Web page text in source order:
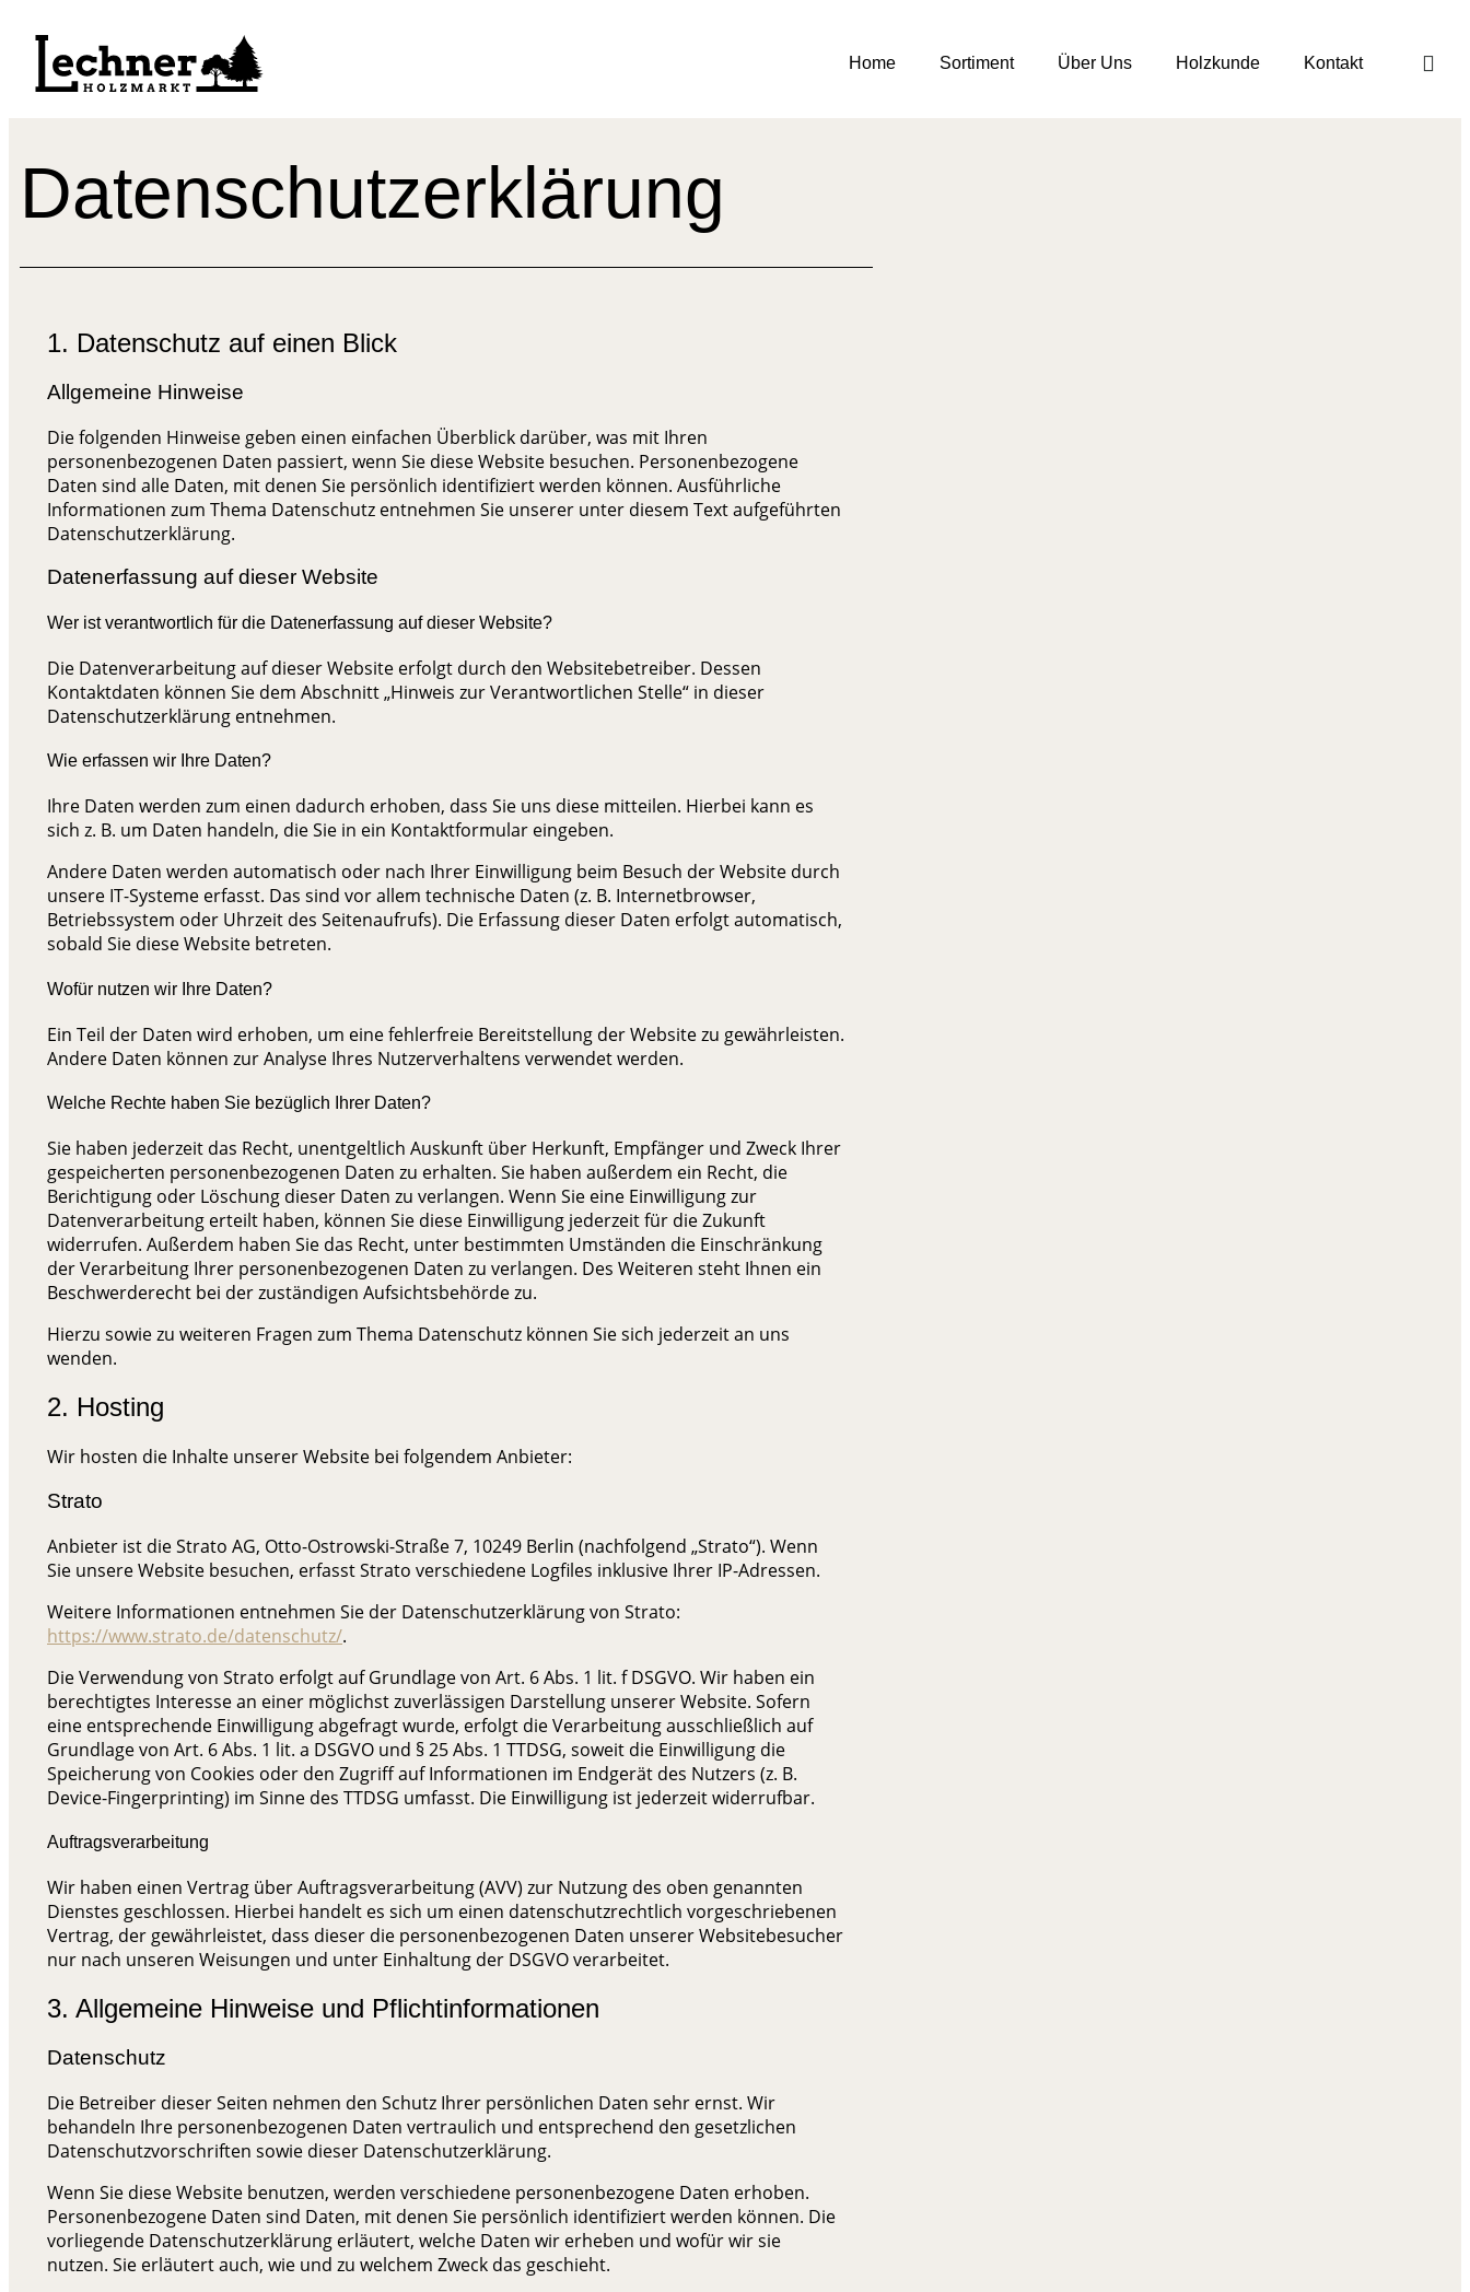
Home Sortiment Über Uns Holzkunde Kontakt
Datenschutzerklärung
1. Datenschutz auf einen Blick
Allgemeine Hinweise
Die folgenden Hinweise geben einen einfachen Überblick darüber, was mit Ihren
personenbezogenen Daten passiert, wenn Sie diese Website besuchen. Personenbezogene
Daten sind alle Daten, mit denen Sie persönlich identifiziert werden können. Ausführliche
Informationen zum Thema Datenschutz entnehmen Sie unserer unter diesem Text aufgeführten
Datenschutzerklärung.
Datenerfassung auf dieser Website
Wer ist verantwortlich für die Datenerfassung auf dieser Website?
Die Datenverarbeitung auf dieser Website erfolgt durch den Websitebetreiber. Dessen
Kontaktdaten können Sie dem Abschnitt „Hinweis zur Verantwortlichen Stelle“ in dieser
Datenschutzerklärung entnehmen.
Wie erfassen wir Ihre Daten?
Ihre Daten werden zum einen dadurch erhoben, dass Sie uns diese mitteilen. Hierbei kann es
sich z. B. um Daten handeln, die Sie in ein Kontaktformular eingeben.
Andere Daten werden automatisch oder nach Ihrer Einwilligung beim Besuch der Website durch
unsere IT-Systeme erfasst. Das sind vor allem technische Daten (z. B. Internetbrowser,
Betriebssystem oder Uhrzeit des Seitenaufrufs). Die Erfassung dieser Daten erfolgt automatisch,
sobald Sie diese Website betreten.
Wofür nutzen wir Ihre Daten?
Ein Teil der Daten wird erhoben, um eine fehlerfreie Bereitstellung der Website zu gewährleisten.
Andere Daten können zur Analyse Ihres Nutzerverhaltens verwendet werden.
Welche Rechte haben Sie bezüglich Ihrer Daten?
Sie haben jederzeit das Recht, unentgeltlich Auskunft über Herkunft, Empfänger und Zweck Ihrer
gespeicherten personenbezogenen Daten zu erhalten. Sie haben außerdem ein Recht, die
Berichtigung oder Löschung dieser Daten zu verlangen. Wenn Sie eine Einwilligung zur
Datenverarbeitung erteilt haben, können Sie diese Einwilligung jederzeit für die Zukunft
widerrufen. Außerdem haben Sie das Recht, unter bestimmten Umständen die Einschränkung
der Verarbeitung Ihrer personenbezogenen Daten zu verlangen. Des Weiteren steht Ihnen ein
Beschwerderecht bei der zuständigen Aufsichtsbehörde zu.
Hierzu sowie zu weiteren Fragen zum Thema Datenschutz können Sie sich jederzeit an uns
wenden.
2. Hosting
Wir hosten die Inhalte unserer Website bei folgendem Anbieter:
Strato
Anbieter ist die Strato AG, Otto-Ostrowski-Straße 7, 10249 Berlin (nachfolgend „Strato“). Wenn
Sie unsere Website besuchen, erfasst Strato verschiedene Logfiles inklusive Ihrer IP-Adressen.
Weitere Informationen entnehmen Sie der Datenschutzerklärung von Strato:
https://www.strato.de/datenschutz/.
Die Verwendung von Strato erfolgt auf Grundlage von Art. 6 Abs. 1 lit. f DSGVO. Wir haben ein
berechtigtes Interesse an einer möglichst zuverlässigen Darstellung unserer Website. Sofern
eine entsprechende Einwilligung abgefragt wurde, erfolgt die Verarbeitung ausschließlich auf
Grundlage von Art. 6 Abs. 1 lit. a DSGVO und § 25 Abs. 1 TTDSG, soweit die Einwilligung die
Speicherung von Cookies oder den Zugriff auf Informationen im Endgerät des Nutzers (z. B.
Device-Fingerprinting) im Sinne des TTDSG umfasst. Die Einwilligung ist jederzeit widerrufbar.
Auftragsverarbeitung
Wir haben einen Vertrag über Auftragsverarbeitung (AVV) zur Nutzung des oben genannten
Dienstes geschlossen. Hierbei handelt es sich um einen datenschutzrechtlich vorgeschriebenen
Vertrag, der gewährleistet, dass dieser die personenbezogenen Daten unserer Websitebesucher
nur nach unseren Weisungen und unter Einhaltung der DSGVO verarbeitet.
3. Allgemeine Hinweise und Pflicht­informationen
Datenschutz
Die Betreiber dieser Seiten nehmen den Schutz Ihrer persönlichen Daten sehr ernst. Wir
behandeln Ihre personenbezogenen Daten vertraulich und entsprechend den gesetzlichen
Datenschutzvorschriften sowie dieser Datenschutzerklärung.
Wenn Sie diese Website benutzen, werden verschiedene personenbezogene Daten erhoben.
Personenbezogene Daten sind Daten, mit denen Sie persönlich identifiziert werden können. Die
vorliegende Datenschutzerklärung erläutert, welche Daten wir erheben und wofür wir sie
nutzen. Sie erläutert auch, wie und zu welchem Zweck das geschieht.